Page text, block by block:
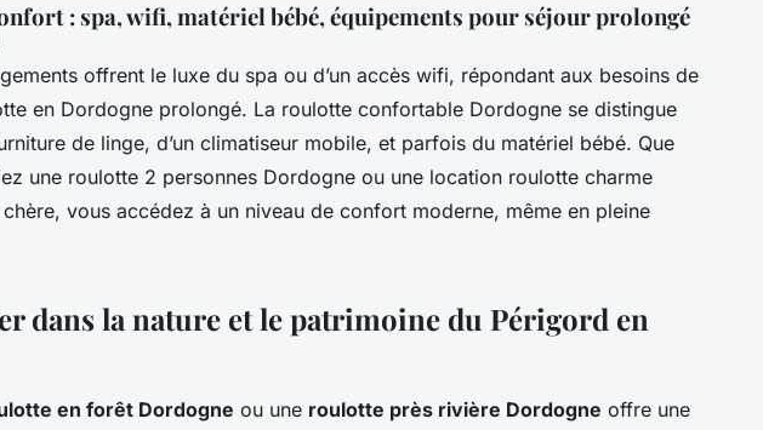
: spa, wifi, matériel bébé, équipements pour séjour prolongé
offrent le luxe du spa ou d’un accès wifi, répondant aux besoins de
en Dordogne prolongé. La roulotte confortable Dordogne se distingue
de linge, d’un climatiseur mobile, et parfois du matériel bébé. Que
une roulotte 2 personnes Dordogne ou une location roulotte charme
vous accédez à un niveau de confort moderne, même en pleine
dans la nature et le patrimoine du Périgord en
en forêt Dordogne ou une roulotte près rivière Dordogne offre une